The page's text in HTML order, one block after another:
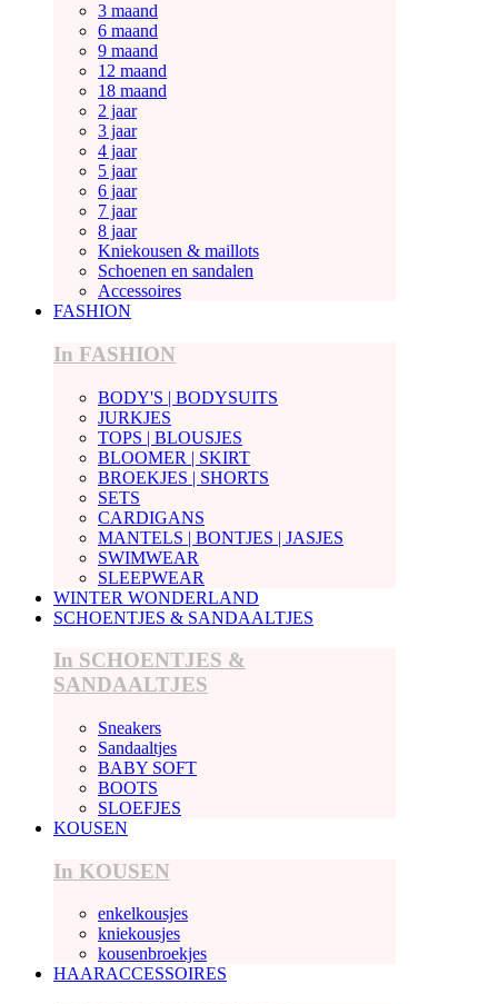
3 maand
6 maand
9 maand
12 maand
18 maand
2 jaar
3 jaar
4 jaar
5 jaar
6 jaar
7 jaar
8 jaar
Kniekousen & maillots
Schoenen en sandalen
Accessoires
FASHION
In FASHION
BODY'S | BODYSUITS
JURKJES
TOPS | BLOUSJES
BLOOMER | SKIRT
BROEKJES | SHORTS
SETS
CARDIGANS
MANTELS | BONTJES | JASJES
SWIMWEAR
SLEEPWEAR
WINTER WONDERLAND
SCHOENTJES & SANDAALTJES
In SCHOENTJES &
SANDAALTJES
Sneakers
Sandaaltjes
BABY SOFT
BOOTS
SLOEFJES
KOUSEN
In KOUSEN
enkelkousjes
kniekousjes
kousenbroekjes
HAARACCESSOIRES